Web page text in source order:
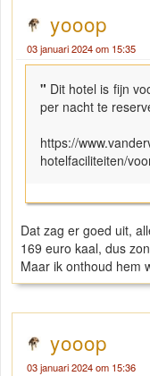
yooop
03 januari 2024 om 15:35
" Dit hotel is fijn
per nacht te
https://
hotelfaciliteiten/
Dat zag er goed uit,
169 euro kaal, dus
Maar ik onthoud hem
yooop
03 januari 2024 om 15:36